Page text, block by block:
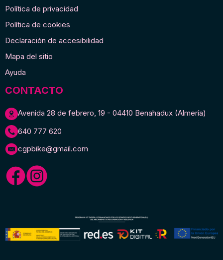
Política de privacidad
Política de cookies
Declaración de accesibilidad
Mapa del sitio
Ayuda
CONTACTO
Avenida 28 de febrero, 19 - 04410 Benahadux (Almería)
640 777 620
cgpbike@gmail.com